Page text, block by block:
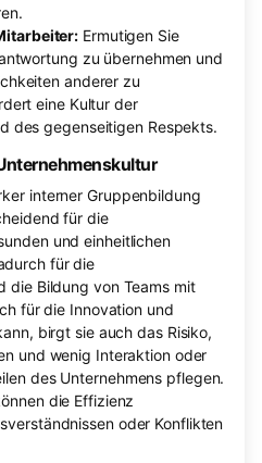
Ermutigen Sie
zu übernehmen und
anderer zu
eine Kultur der
des gegenseitigen Respekts.
interner Gruppenbildung
für die
und einheitlichen
für die
die Bildung von Teams mit
für die Innovation und
birgt sie auch das Risiko,
und wenig Interaktion oder
des Unternehmens pflegen.
die Effizienz
oder Konflikten